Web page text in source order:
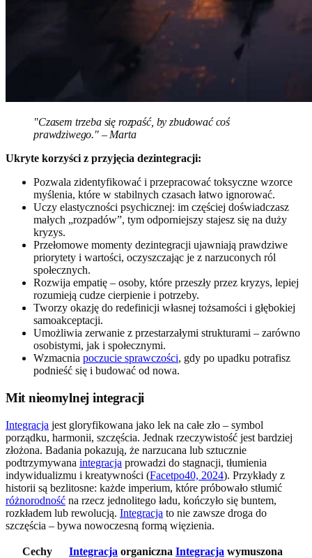
"Czasem trzeba się rozpaść, by zbudować coś
prawdziwego." – Marta
Ukryte korzyści z przyjęcia dezintegracji:
Pozwala zidentyfikować i przepracować toksyczne wzorce
myślenia, które w stabilnych czasach łatwo ignorować.
Uczy elastyczności psychicznej: im częściej doświadczasz
małych „rozpadów”, tym odporniejszy stajesz się na duży
kryzys.
Przełomowe momenty dezintegracji ujawniają prawdziwe
priorytety i wartości, oczyszczając je z narzuconych ról
społecznych.
Rozwija empatię – osoby, które przeszły przez kryzys, lepiej
rozumieją cudze cierpienie i potrzeby.
Tworzy okazję do redefinicji własnej tożsamości i głębokiej
samoakceptacji.
Umożliwia zerwanie z przestarzałymi strukturami – zarówno
osobistymi, jak i społecznymi.
Wzmacnia poczucie sprawczości, gdy po upadku potrafisz
podnieść się i budować od nowa.
Mit nieomylnej integracji
Integracja jest gloryfikowana jako lek na całe zło – symbol
porządku, harmonii, szczęścia. Jednak rzeczywistość jest bardziej
złożona. Badania pokazują, że narzucana lub sztucznie
podtrzymywana integracja prowadzi do stagnacji, tłumienia
indywidualizmu i kreatywności (Facetpo40, 2024). Przykłady z
historii są bezlitosne: każde imperium, które próbowało stłumić
różnorodność na rzecz jednolitego ładu, kończyło się buntem,
rozkładem lub rewolucją. Integracja to nie zawsze droga do
szczęścia – bywa nowoczesną formą więzienia.
Cechy Integracja organiczna Integracja wymuszona